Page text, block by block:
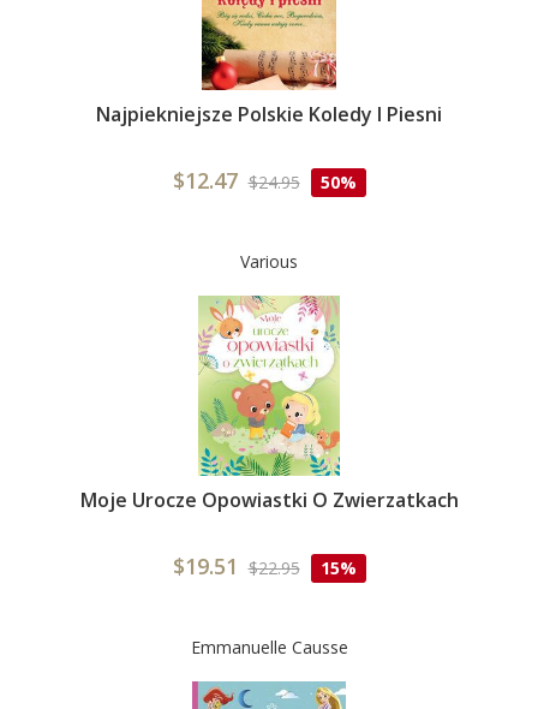
Najpiekniejsze Polskie Koledy I Piesni
$12.47 $24.95 50%
Various
Moje Urocze Opowiastki O Zwierzatkach
$19.51 $22.95 15%
Emmanuelle Causse